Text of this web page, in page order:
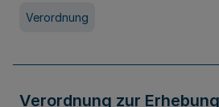
Verordnung
Verordnung zur